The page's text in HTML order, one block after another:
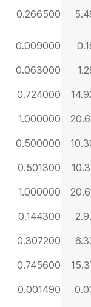
0.266500
0.009000
0.063000
0.724000
1.000000
0.500000
0.501300
1.000000
0.144300
0.307200
0.745600
0.001490